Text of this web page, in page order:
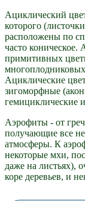
Ациклический
которого
расположены по
часто коническое.
примитивных
Ациклические
зигоморфные
гемициклические
Аэрофиты - от
получающие все
атмосферы. К
некоторые мхи,
даже на листьях),
коре деревьев, и